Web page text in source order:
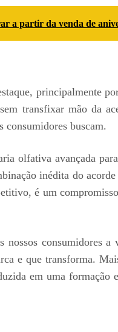
a partir da venda de
principalmente
transfixar mão da
consumidores buscam.
olfativa avançada
inédita do
é um
nossos consumidores
e que transforma.
em uma